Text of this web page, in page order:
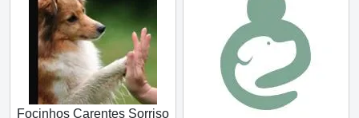
Focinhos Carentes Sorriso